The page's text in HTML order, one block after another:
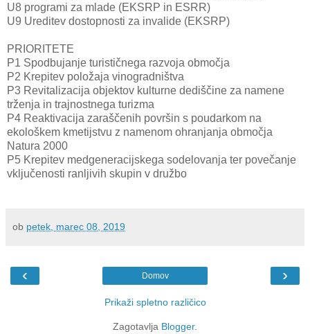
U8 programi za mlade (EKSRP in ESRR)
U9 Ureditev dostopnosti za invalide (EKSRP)
PRIORITETE
P1 Spodbujanje turističnega razvoja območja
P2 Krepitev položaja vinogradništva
P3 Revitalizacija objektov kulturne dediščine za namene
trženja in trajnostnega turizma
P4 Reaktivacija zaraščenih površin s poudarkom na
ekološkem kmetijstvu z namenom ohranjanja območja
Natura 2000
P5 Krepitev medgeneracijskega sodelovanja ter povečanje
vključenosti ranljivih skupin v družbo
ob petek, marec 08, 2019
‹ ›
Domov
Prikaži spletno različico
Zagotavlja Blogger.